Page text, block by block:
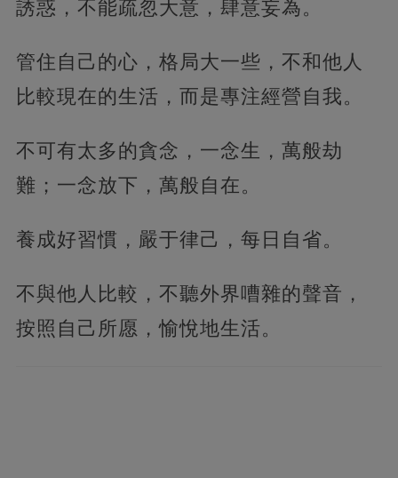
誘惑，不能疏忽大意，肆意妄為。
管住自己的心，格局大一些，不和他人
比較現在的生活，而是專注經營自我。
不可有太多的貪念，一念生，萬般劫
難；一念放下，萬般自在。
養成好習慣，嚴于律己，每日自省。
不與他人比較，不聽外界嘈雜的聲音，
按照自己所愿，愉悅地生活。